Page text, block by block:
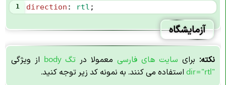
1 direction : rtl ;
آزمایشگاه
نکته: برای سایت های فارسی معمولا در تگ body
از ویژگی
dir="rtl" استفاده می کنند. به نمونه کد زیر توجه کنید.